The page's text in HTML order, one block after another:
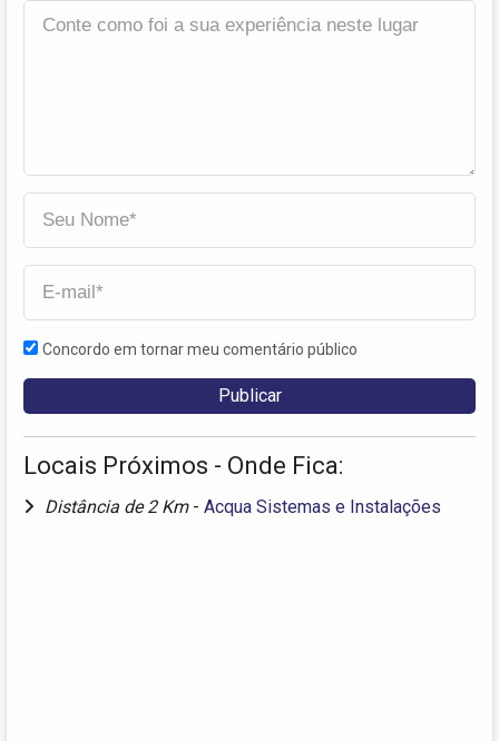
Concordo em tornar meu comentário público
Locais Próximos - Onde Fica:
Distância de 2 Km - Acqua Sistemas e Instalações